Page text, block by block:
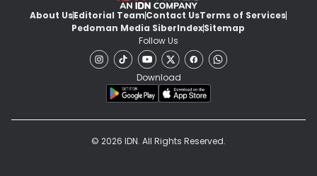
About UsEditorial TeamContact UsTerms of Services
Pedoman Media SiberIndexSitemap
Follow Us
Download
© 2026 IDN. All Rights Reserved.